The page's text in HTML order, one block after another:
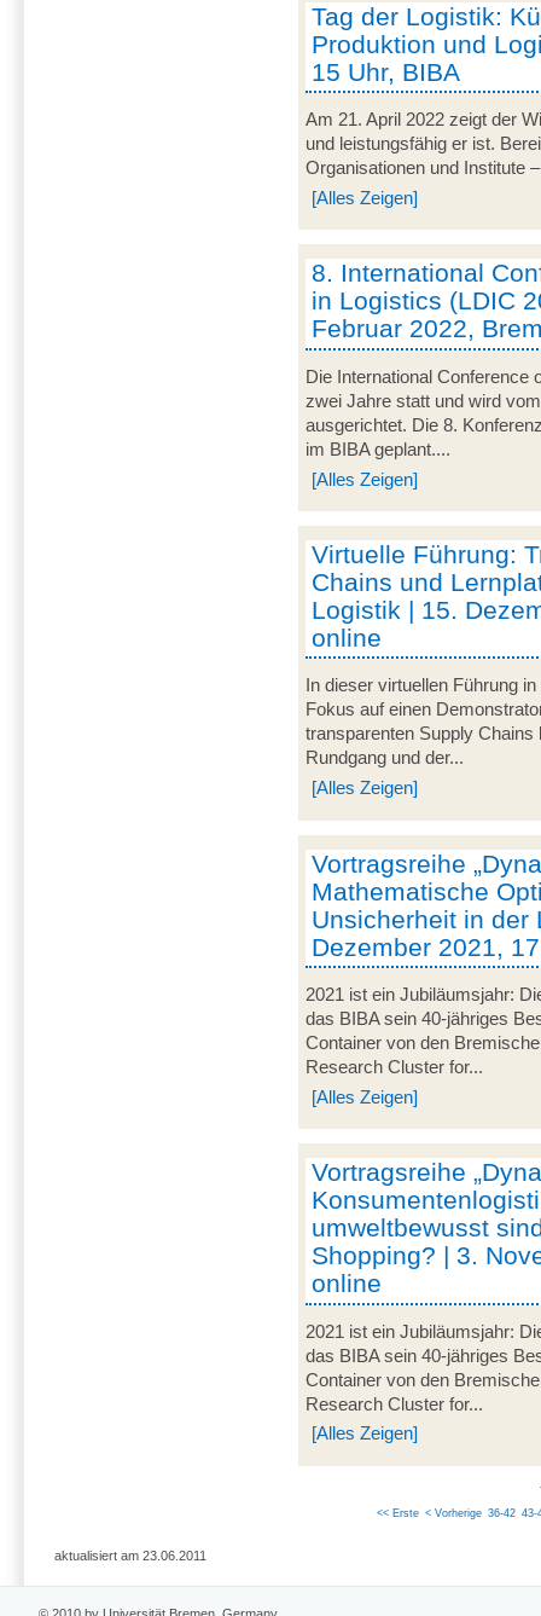
Tag der Logistik:
Produktion und
15 Uhr, BIBA
Am 21. April 2022 zeigt der
und leistungsfähig er ist.
Organisationen und Institute
[Alles Zeigen]
8. International
in Logistics (LDIC
Februar 2022,
Die International Conference
zwei Jahre statt und wird
ausgerichtet. Die 8.
im BIBA geplant....
[Alles Zeigen]
Virtuelle Führung:
Chains und
Logistik | 15.
online
In dieser virtuellen Führung
Fokus auf einen
transparenten Supply
Rundgang und der...
[Alles Zeigen]
Vortragsreihe
Mathematische
Unsicherheit in der
Dezember 2021,
2021 ist ein Jubiläumsjahr:
das BIBA sein 40-jähriges
Container von den
Research Cluster for...
[Alles Zeigen]
Vortragsreihe
umweltbewusst
Shopping? | 3.
online
2021 ist ein Jubiläumsjahr:
das BIBA sein 40-jähriges
Container von den
Research Cluster for...
[Alles Zeigen]
<< Erste < Vorherige 36-42 43-
aktualisiert am 23.06.2011